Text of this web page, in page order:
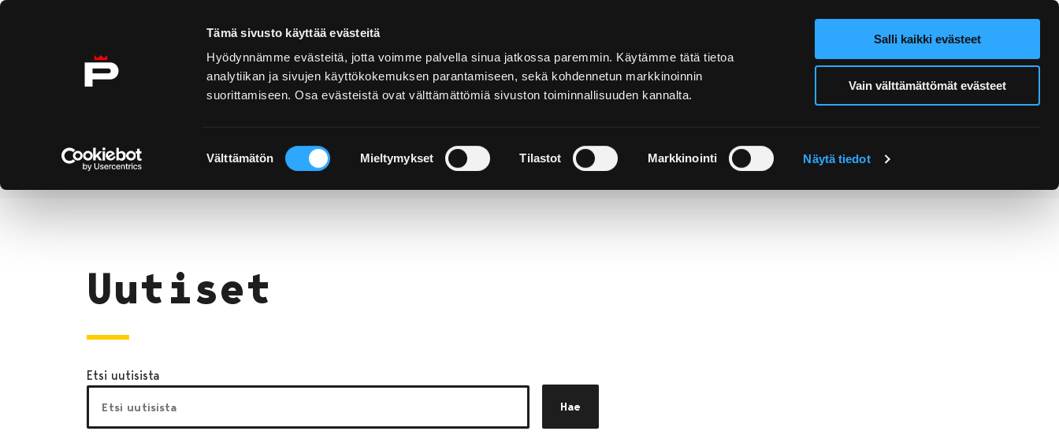
Tämä sivusto käyttää evästeitä
Hyödynnämme evästeitä, jotta voimme palvella sinua jatkossa paremmin. Käytämme tätä tietoa
analytiikan ja sivujen käyttökokemuksen parantamiseen, sekä kohdennetun markkinoinnin
suorittamiseen. Osa evästeistä ovat välttämättömiä sivuston toiminnallisuuden kannalta.
valinta
Välttämätön Mieltymykset Tilastot Markkinointi Näytä tiedot
Salli kaikki evästeet
Vain välttämättömät evästeet
Ohita sisältö
Hae sivustolta
Etusivu
Uutiset
Etsi uutisista
Hae